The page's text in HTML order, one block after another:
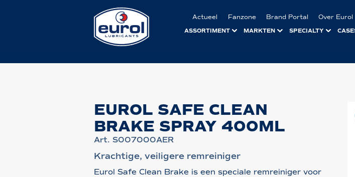
Actueel Fanzone Brand Portal Over Eurol
ASSORTIMENT MARKTEN SPECIALTY
EUROL SAFE CLEAN
BRAKE SPRAY 400ML
Art. S007000AER
Krachtige, veiligere remreiniger
Eurol Safe Clean Brake is een speciale remreiniger voor